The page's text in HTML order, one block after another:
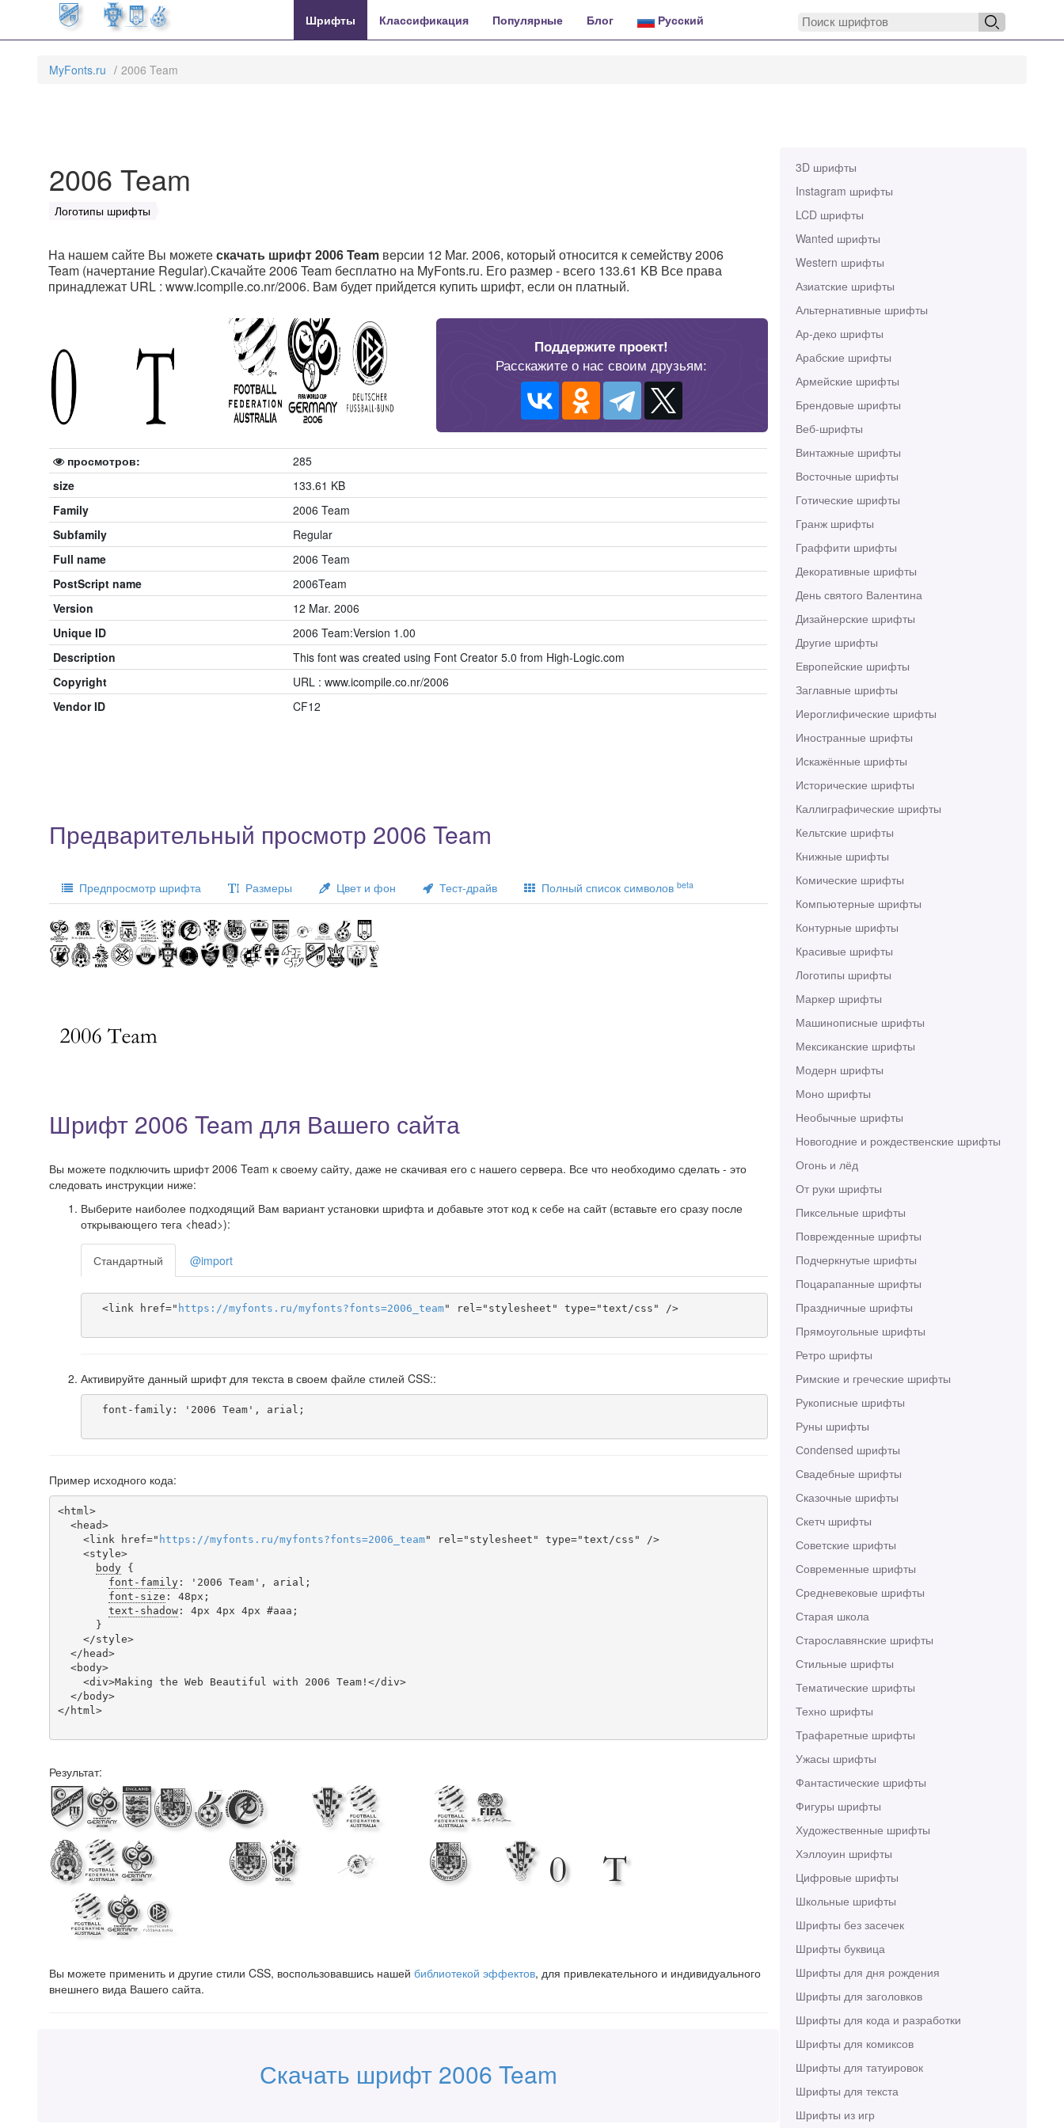
MyFonts.ru Шрифты Классификация Популярные Блог Русский
MyFonts.ru 2006 Team
3D шрифты
Instagram шрифты
LCD шрифты
Wanted шрифты
Western шрифты
Азиатские шрифты
Альтернативные шрифты
Ар-деко шрифты
Арабские шрифты
Армейские шрифты
Брендовые шрифты
Веб-шрифты
Винтажные шрифты
Восточные шрифты
Готические шрифты
Гранж шрифты
Граффити шрифты
Декоративные шрифты
День святого Валентина
Дизайнерские шрифты
Другие шрифты
Европейские шрифты
Заглавные шрифты
Иероглифические шрифты
Иностранные шрифты
Искажённые шрифты
Исторические шрифты
Каллиграфические шрифты
Кельтские шрифты
Книжные шрифты
Комические шрифты
Компьютерные шрифты
Контурные шрифты
Красивые шрифты
Логотипы шрифты
Маркер шрифты
Машинописные шрифты
Мексиканские шрифты
Модерн шрифты
Моно шрифты
Необычные шрифты
Новогодние и рождественские шрифты
Огонь и лёд
От руки шрифты
Пиксельные шрифты
Поврежденные шрифты
Подчеркнутые шрифты
Поцарапанные шрифты
Праздничные шрифты
Прямоугольные шрифты
Ретро шрифты
Римские и греческие шрифты
Рукописные шрифты
Руны шрифты
Сondensed шрифты
Свадебные шрифты
Сказочные шрифты
Скетч шрифты
Советские шрифты
Современные шрифты
Средневековые шрифты
Старая школа
Старославянские шрифты
Стильные шрифты
Тематические шрифты
Техно шрифты
Трафаретные шрифты
Ужасы шрифты
Фантастические шрифты
Фигуры шрифты
Художественные шрифты
Хэллоуин шрифты
Цифровые шрифты
Школьные шрифты
Шрифты без засечек
Шрифты буквица
Шрифты для дня рождения
Шрифты для заголовков
Шрифты для кода и разработки
Шрифты для комиксов
Шрифты для татуировок
Шрифты для текста
Шрифты из игр
2006 Team
Логотипы шрифты
На нашем сайте Вы можетескачать шрифт 2006 Team версии 12 Mar. 2006, который относится к семейству 2006
Team (начертание Regular).Скачайте 2006 Team бесплатно на MyFonts.ru. Его размер - всего 133.61 KB Все права
принадлежат URL : www.icompile.co.nr/2006. Вам будет прийдется купить шрифт, если он платный.
Поддержите проект!
Расскажите о нас своим друзьям:
просмотров:
285
size
133.61 KB
Family
2006 Team
Subfamily
Regular
Full name
2006 Team
PostScript name
2006Team
Version
12 Mar. 2006
Unique ID
2006 Team:Version 1.00
Description
This font was created using Font Creator 5.0 from High-Logic.com
Copyright
URL : www.icompile.co.nr/2006
Vendor ID
CF12
Предварительный просмотр 2006 Team
Предпросмотр шрифта Размеры Цвет и фон Тест-драйв Полный список символов beta
Шрифт 2006 Team для Вашего сайта
Вы можете подключить шрифт 2006 Team к своему сайту, даже не скачивая его с нашего сервера. Все что необходимо сделать - это
следовать инструкции ниже:
Выберите наиболее подходящий Вам вариант установки шрифта и добавьте этот код к себе на сайт (вставьте его сразу после
открывающего тега <head>):
Стандартный @import
  <link href="
https ://myfonts . ru /myfonts?fonts=2006_team" rel="stylesheet" type="text/css" />
Активируйте данный шрифт для текста в своем файле стилей CSS::
Пример исходного кода:
<html>
    <link href="
https ://myfonts . ru /myfonts?fonts=2006_team" rel="stylesheet" type="text/css" />
body {
font-family: '2006 Team', arial;
font-size : 48px;
text-shadow: 4px 4px 4px #aaa;
</html>
Результат:
Making the Web
Beautiful with 2006
Team!
Вы можете применить и другие стили CSS, воспользовавшись нашей библиотекой эффектов, для привлекательного и индивидуального
внешнего вида Вашего сайта.
Скачать шрифт 2006 Team